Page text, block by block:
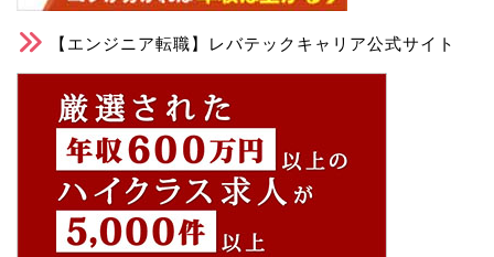
【エンジニア転職】レバテックキャリア公式サイト